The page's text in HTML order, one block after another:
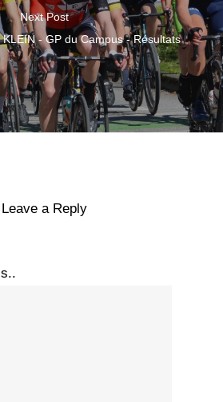
Next Post
- GP du Campus - Résultats
Leave a Reply